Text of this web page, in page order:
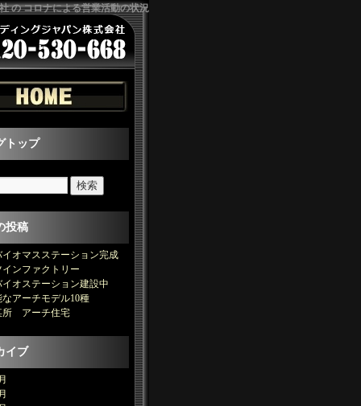
の コロナによる営業活動の状況
トップ
投稿
オマスステーション完成
ンファクトリー
オステーション建設中
アーチモデル10種
所 アーチ住宅
イブ